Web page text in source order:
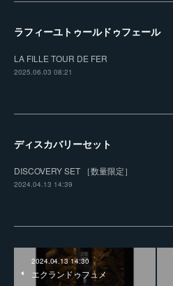
ラフィーユトゥールドゥフェール
LA FILLE TOUR DE FER
2025.06.03 08:21
ディスカバリーセット
DISCOVERY SET ［数量限定］
2024.04.13 14:39
2024.04.13 14:30
エクランドゥフュメ